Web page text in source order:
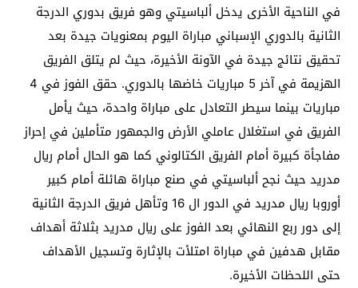
في الناحية الأخرى يدخل ألباسيتي وهو فريق بدوري الدرجة
الثانية بالدوري الإسباني مباراة اليوم بمعنويات جيدة بعد
تحقيق نتائج جيدة في الآونة الأخيرة، حيث لم يتلق الفريق
الهزيمة في آخر 5 مباريات خاضها بالدوري. حقق الفوز في 4
مباريات بينما سيطر التعادل على مباراة واحدة، حيث يأمل
الفريق في استغلال عاملي الأرض والجمهور متأملين في إحراز
مفاجأة كبيرة أمام الفريق الكتالوني كما هو الحال أمام ريال
مدريد حيث نجح ألباسيتي في صنع مباراة هائلة أمام كبير
أوروبا ريال مدريد في الدور ال 16 وتأهل فريق الدرجة الثانية
إلى دور ربع النهائي بعد الفوز على ريال مدريد بثلاثة أهداف
مقابل هدفين في مباراة امتلأت بالإثارة وتسجيل الأهداف
حتى اللحظات الأخيرة.